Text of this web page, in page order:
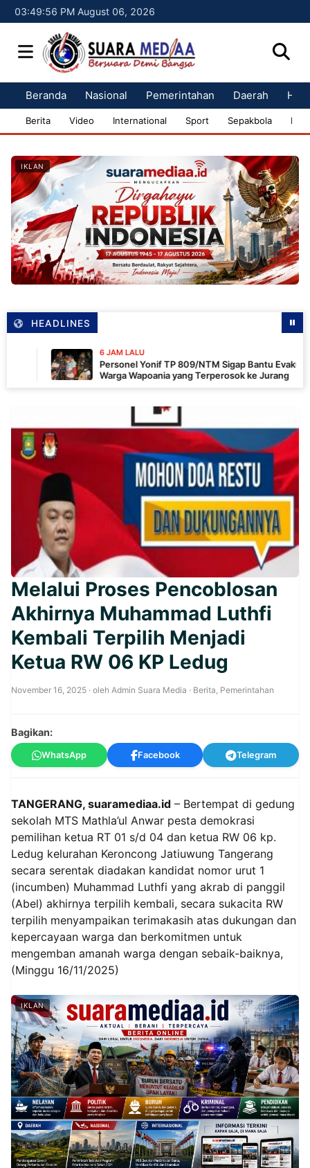
03:49:57 PM August 06, 2026
Beranda Nasional Pemerintahan Daerah
Berita Video International Sport Sepakbola
IKLAN
HEADLINES
6 JAM LALU
Personel Yonif TP 809/NTM Sigap Bantu Evakuasi Kendaraan
Warga Wapoania yang Terperosok ke Jurang
Melalui Proses Pencoblosan
Akhirnya Muhammad Luthfi
Kembali Terpilih Menjadi
Ketua RW 06 KP Ledug
November 16, 2025 · oleh Admin Suara Media · Berita, Pemerintahan
Bagikan:
WhatsApp Facebook Telegram
TANGERANG, suaramediaa.id – Bertempat di gedung
sekolah MTS Mathla’ul Anwar pesta demokrasi
pemilihan ketua RT 01 s/d 04 dan ketua RW 06 kp.
Ledug kelurahan Keroncong Jatiuwung Tangerang
secara serentak diadakan kandidat nomor urut 1
(incumben) Muhammad Luthfi yang akrab di panggil
(Abel) akhirnya terpilih kembali, secara sukacita RW
terpilih menyampaikan terimakasih atas dukungan dan
kepercayaan warga dan berkomitmen untuk
mengemban amanah warga dengan sebaik-baiknya,
(Minggu 16/11/2025)
IKLAN